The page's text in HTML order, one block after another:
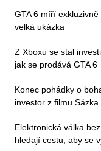
GTA 6 míří
velká ukázka
Z Xboxu se stal
jak se prodává GTA 6
Konec pohádky o
investor z filmu
Elektronická válka
hledají cestu, aby se